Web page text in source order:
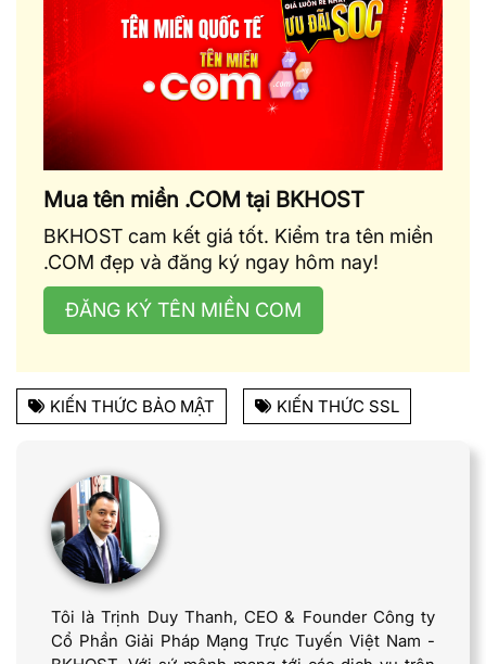
Mua tên miền .COM tại BKHOST
BKHOST cam kết giá tốt. Kiểm tra tên miền
.COM đẹp và đăng ký ngay hôm nay!
ĐĂNG KÝ TÊN MIỀN COM
KIẾN THỨC BẢO MẬT KIẾN THỨC SSL
Tôi là Trịnh Duy Thanh, CEO & Founder Công ty
Cổ Phần Giải Pháp Mạng Trực Tuyến Việt Nam -